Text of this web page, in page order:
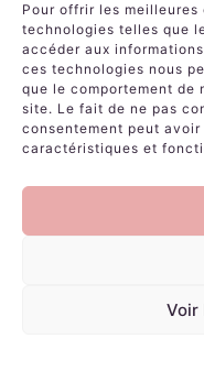
Pour offrir les
technologies telles que
accéder aux
ces technologies nous
que le comportement de
site. Le fait de ne pas
consentement peut
caractéristiques et
Voir